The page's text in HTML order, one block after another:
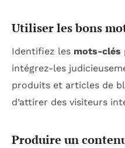
Utiliser les bons
Identifiez les mots-clés
intégrez-les
produits et articles de
d’attirer des visiteurs
Produire un